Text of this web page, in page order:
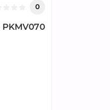
0
PKМV070